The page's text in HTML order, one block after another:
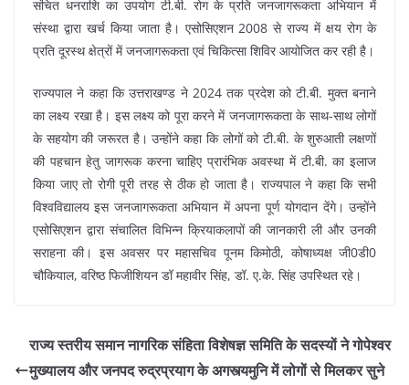
संचित धनराशि का उपयोग टी.बी. रोग के प्रति जनजागरूकता अभियान में
संस्था द्वारा खर्च किया जाता है। एसोसिएशन 2008 से राज्य में क्षय रोग के
प्रति दूरस्थ क्षेत्रों में जनजागरूकता एवं चिकित्सा शिविर आयोजित कर रही है।
राज्यपाल ने कहा कि उत्तराखण्ड ने 2024 तक प्रदेश को टी.बी. मुक्त बनाने
का लक्ष्य रखा है। इस लक्ष्य को पूरा करने में जनजागरूकता के साथ-साथ लोगों
के सहयोग की जरूरत है। उन्होंने कहा कि लोगों को टी.बी. के शुरुआती लक्षणों
की पहचान हेतु जागरूक करना चाहिए प्रारंभिक अवस्था में टी.बी. का इलाज
किया जाए तो रोगी पूरी तरह से ठीक हो जाता है। राज्यपाल ने कहा कि सभी
विश्वविद्यालय इस जनजागरूकता अभियान में अपना पूर्ण योगदान देंगे। उन्होंने
एसोसिएशन द्वारा संचालित विभिन्न क्रियाकलापों की जानकारी ली और उनकी
सराहना की। इस अवसर पर महासचिव पूनम किमोठी, कोषाध्यक्ष जी0डी0
चौकियाल, वरिष्ठ फिजीशियन डॉ महावीर सिंह, डॉ. ए.के. सिंह उपस्थित रहे।
राज्य स्तरीय समान नागरिक संहिता विशेषज्ञ समिति के सदस्यों ने गोपेश्वर
मुख्यालय और जनपद रुद्रप्रयाग के अगस्त्यमुनि में लोगों से मिलकर सुने